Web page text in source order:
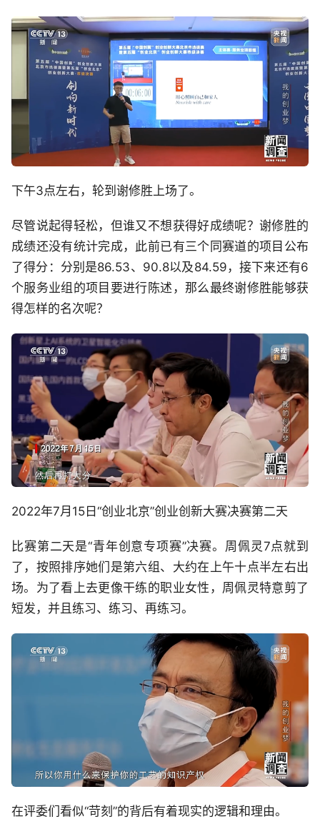
下午3点左右，轮到谢修胜上场了。
尽管说起得轻松，但谁又不想获得好成绩呢？谢修胜的
成绩还没有统计完成，此前已有三个同赛道的项目公布
了得分：分别是86.53、90.8以及84.59，接下来还有6
个服务业组的项目要进行陈述，那么最终谢修胜能够获
得怎样的名次呢？
2022年7月15日“创业北京”创业创新大赛决赛第二天
比赛第二天是“青年创意专项赛”决赛。周佩灵7点就到
了，按照排序她们是第六组、大约在上午十点半左右出
场。为了看上去更像干练的职业女性，周佩灵特意剪了
短发，并且练习、练习、再练习。
在评委们看似“苛刻”的背后有着现实的逻辑和理由。